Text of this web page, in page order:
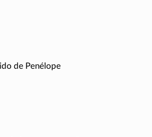
de Penélope